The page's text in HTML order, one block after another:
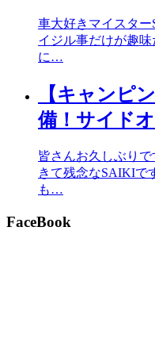
車大好きマイスター
イジル事だけが趣
に…
【キャンピ
備！サイド
皆さんお久しぶり
きて残念なSAIKIで
も…
FaceBook